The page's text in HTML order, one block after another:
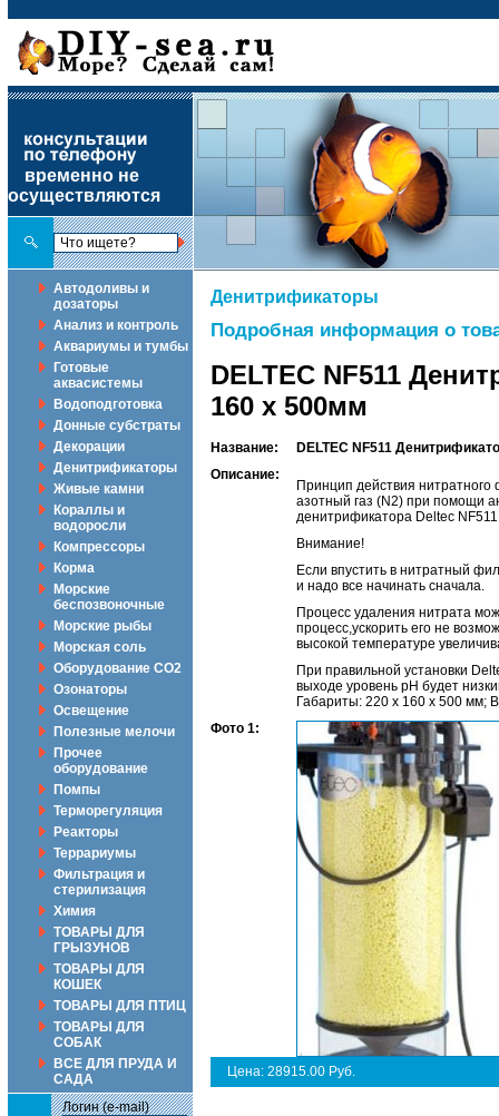
временно не
осуществляются
Автодоливы и
дозаторы
Анализ и контроль
Аквариумы и тумбы
Готовые
аквасистемы
Водоподготовка
Донные субстраты
Декорации
Денитрификаторы
Живые камни
Кораллы и
водоросли
Компрессоры
Корма
Морские
беспозвоночные
Морские рыбы
Морская соль
Оборудование CO2
Озонаторы
Освещение
Полезные мелочи
Прочее
оборудование
Помпы
Терморегуляция
Реакторы
Террариумы
Фильтрация и
стерилизация
Химия
ТОВАРЫ ДЛЯ
ГРЫЗУНОВ
ТОВАРЫ ДЛЯ
КОШЕК
ТОВАРЫ ДЛЯ ПТИЦ
ТОВАРЫ ДЛЯ
СОБАК
ВСЕ ДЛЯ ПРУДА И
САДА
Логин (e-mail)
Денитрификаторы
Подробная информация о
DELTEC NF511
160 x 500мм
Название:
DELTEC NF511
Описание:
Принцип действия
азотный газ (N2) при помощи
денитрификатора Deltec
Внимание!
Если впустить в нитратный
и надо все начинать сначала.
Процесс удаления нитрата
процесс,ускорить его не
высокой температуре
При правильной установки
выходе уровень рН будет
Габариты: 220 х 160 х 500 мм;
Фото 1:
Цена: 28915.00 Руб.